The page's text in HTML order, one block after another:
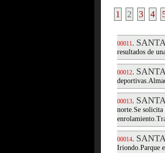
1 2 3 4
00011.
resultados de
00012.
00013.
norte.Se solicita
00014.
Iriondo.Parque